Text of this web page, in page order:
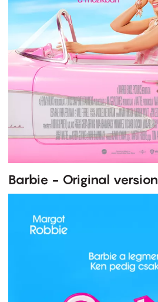
Barbie - Original version